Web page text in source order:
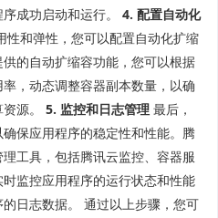
成功启动和运行。 4. 配置自动化
性和弹性，您可以配置自动化扩缩
的自动扩缩容功能，您可以根据
，动态调整容器副本数量，以确
源。 5. 监控和日志管理 最后，
保应用程序的稳定性和性能。腾
工具，包括腾讯云监控、容器服
监控应用程序的运行状态和性能
日志数据。 通过以上步骤，您可